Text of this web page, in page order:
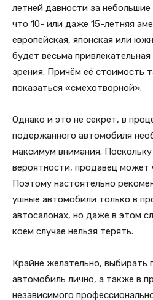
летней давности за
что 10- или даже 15-летняя
европейская, японская или
будет весьма
зрения. Причём её стоимость
показаться «смехотворной».
Однако и это не секрет, в
подержанного автомобиля
максимум внимания.
вероятности, продавец может
Поэтому настоятельно
ушные автомобили только в
автосалонах, но даже в этом
коем случае нельзя терять.
Крайне желательно, выбирать
автомобиль лично, а также в
независимого